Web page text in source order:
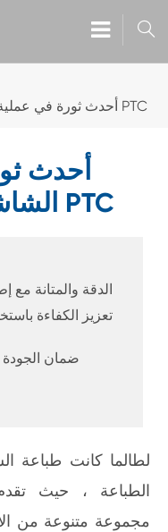

أحدث ثورة في عملية طباعة الشاشة باستخدام معدات PTC
أحدث
الشاشة باستخدام معدات PTC
1. الدقة والمتانة
لطالما كانت طباعة
الطباعة ، حيث تقدم
مجموعة متنوعة من